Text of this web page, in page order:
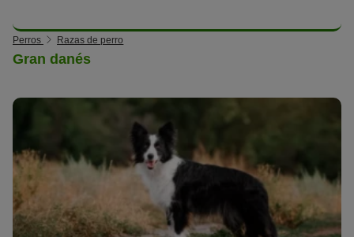
Perros Razas de perro
Gran danés